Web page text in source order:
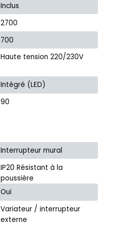
Inclus
2700
700
Haute tension 220/230V
Intégré (LED)
90
Interrupteur mural
IP20 Résistant à la
poussière
Oui
Variateur / interrupteur
externe